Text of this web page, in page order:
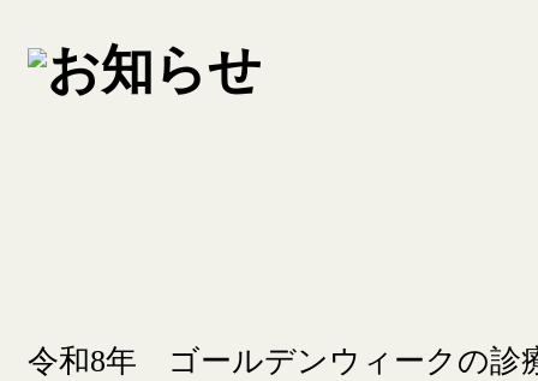
令和8年 ゴールデンウィークの診